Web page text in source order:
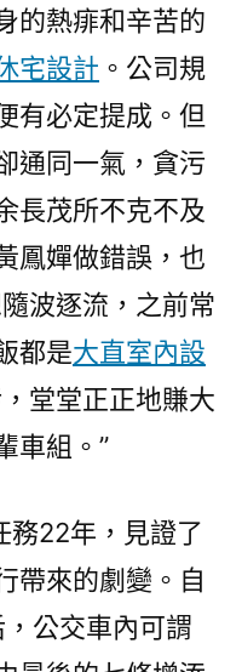
的熱痱和辛苦的
宅設計 。公司規
有必定提成。但
通同一氣，貪污
長茂所不克不及
鳳嬋做錯誤，也
波逐流，之前常
都是大直室內設
堂堂正正地賺大
車組。”
務22年，見證了
帶來的劇變。自
公交車內可謂